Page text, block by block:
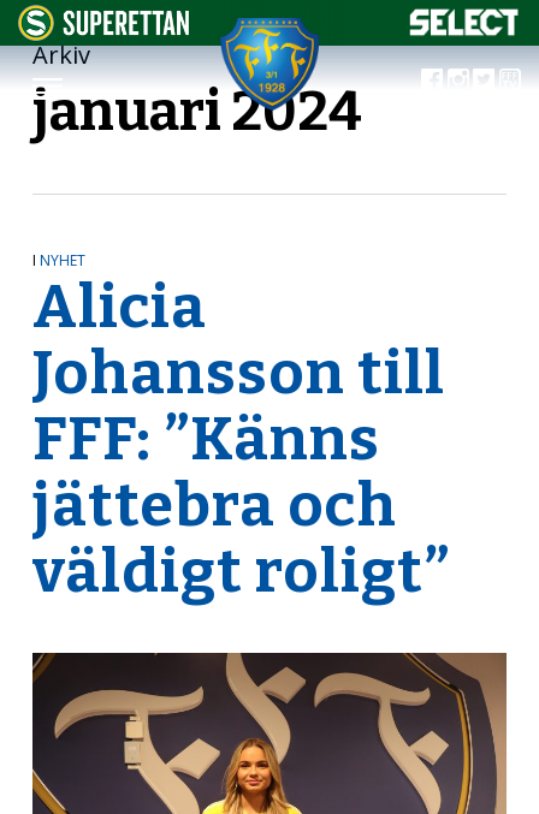
Arkiv
januari 2024
I NYHET
Alicia
Johansson till
FFF: ”Känns
jättebra och
väldigt roligt”